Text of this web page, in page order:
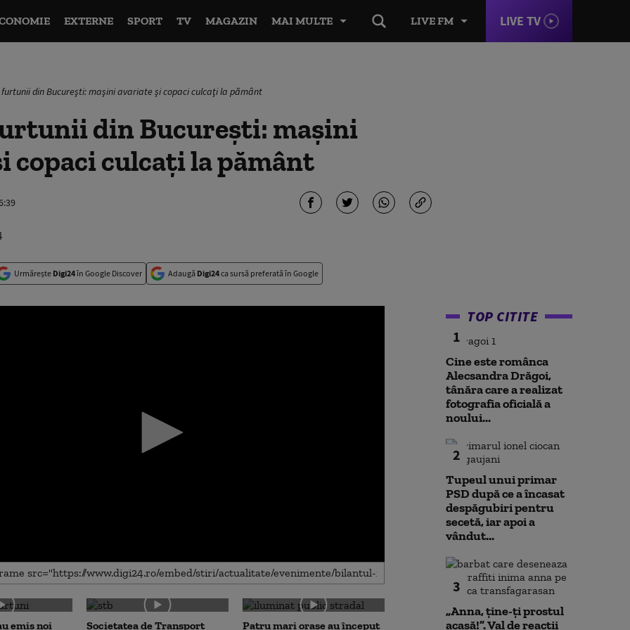
LIVE FM LIVE TV
EXTERNE SPORT TV MAGAZIN MAI MULTE
din Bucureşti: maşini avariate şi copaci culcaţi la pământ
din Bucureşti: maşini
copaci culcaţi la pământ
Urmărește Digi24în Google Discover Adaugă Digi24ca sursă preferată în Google
emis noi
Societatea de Transport
Patru mari orașe au început
Noi verificări
TOP CITITE
1
Cine este românca
Alecsandra Drăgoi,
tânăra care a realizat
fotografia oficială a
noului...
2
Tupeul unui primar
PSD după ce a încasat
despăgubiri pentru
secetă, iar apoi a
vândut...
3
„Anna, ţine-ţi prostul
acasă!”. Val de reacții